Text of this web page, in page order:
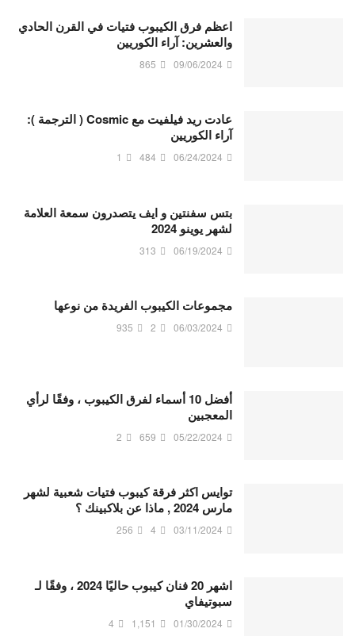
اعظم فرق الكيبوب فتيات في القرن الحادي
والعشرين: آراء الكوريين
09/06/2024
865
عادت ريد فيلفيت مع Cosmic ( الترجمة ):
آراء الكوريين
06/24/2024
484
1
بتس سفنتين و ايف يتصدرون سمعة العلامة
لشهر يوينو 2024
06/19/2024
313
مجموعات الكيبوب الفريدة من نوعها
06/03/2024
2
935
أفضل 10 أسماء لفرق الكيبوب ، وفقًا لرأي
المعجبين
05/22/2024
659
2
توايس اكثر فرقة كيبوب فتيات شعبية لشهر
مارس 2024 , ماذا عن بلاكبينك ؟
03/11/2024
4
256
اشهر 20 فنان كيبوب حاليًا 2024 ، وفقًا لـ
سبوتيفاي
01/30/2024
1,151
4